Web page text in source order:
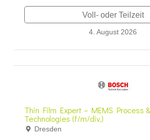
Voll- oder Teilzeit
4. August 2026
Thin Film Expert – MEMS Process
Technologies (f/m/div.)
Dresden